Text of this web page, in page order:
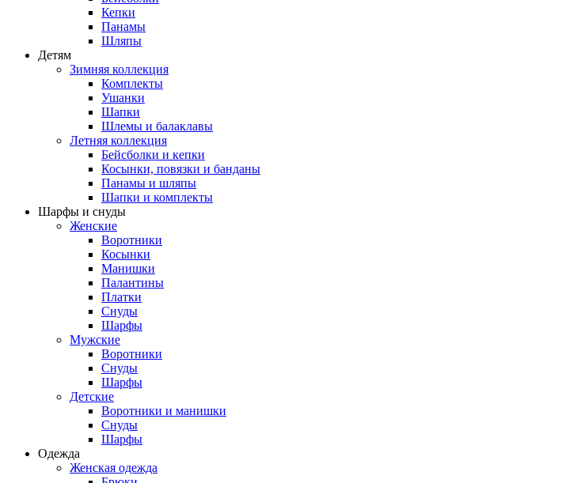
Кепки
Панамы
Шляпы
Детям
Зимняя коллекция
Комплекты
Ушанки
Шапки
Шлемы и балаклавы
Летняя коллекция
Бейсболки и кепки
Косынки, повязки и банданы
Панамы и шляпы
Шапки и комплекты
Шарфы и снуды
Женские
Воротники
Косынки
Манишки
Палантины
Платки
Снуды
Шарфы
Мужские
Воротники
Снуды
Шарфы
Детские
Воротники и манишки
Снуды
Шарфы
Одежда
Женская одежда